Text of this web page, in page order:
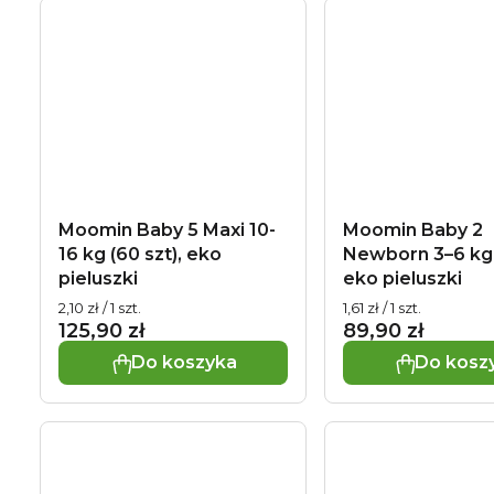
Moomin Baby 5 Maxi 10-
16 kg (60 szt), eko
pieluszki
125,90 zł
Cena
jednostkowa:
2,10 zł / 1 szt.
Do koszyka
Moomin Baby 2
Newborn 3–6
eko pieluszki
89,90 zł
Cena
jednostkowa:
1,61 zł / 1 szt.
Do